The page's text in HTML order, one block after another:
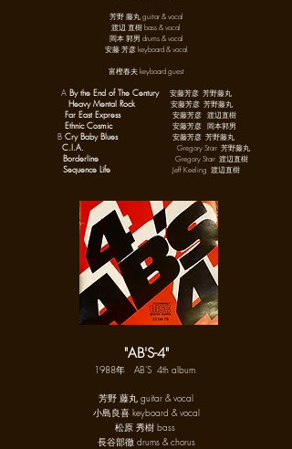
芳野 藤丸 guitar & vocal
渡辺 直樹 bass & vocal
岡本 郭男 drums & vocal
安藤 芳彦 keyboard & vocal
富樫春夫 keyboard guest
A By the End of The Century 安藤芳彦 芳野藤丸
Heavy Mental Rock 安藤芳彦 芳野藤丸
Far East Express 安藤芳彦 渡辺直樹
Ethnic Cosmic 安藤芳彦 岡本郭男
B Cry Baby Blues 安藤芳彦 芳野藤丸
C.I.A. Gregory Starr 芳野藤丸
Borderline Gregory Starr 渡辺直樹
Sequence Life Jeff Keeling 渡辺直樹
"AB'S-4"
1988年 AB'S 4th album
芳野 藤丸 guitar & vocal
小島良喜 keyboard & vocal
松原 秀樹 bass
長谷部徹 drums & chorus